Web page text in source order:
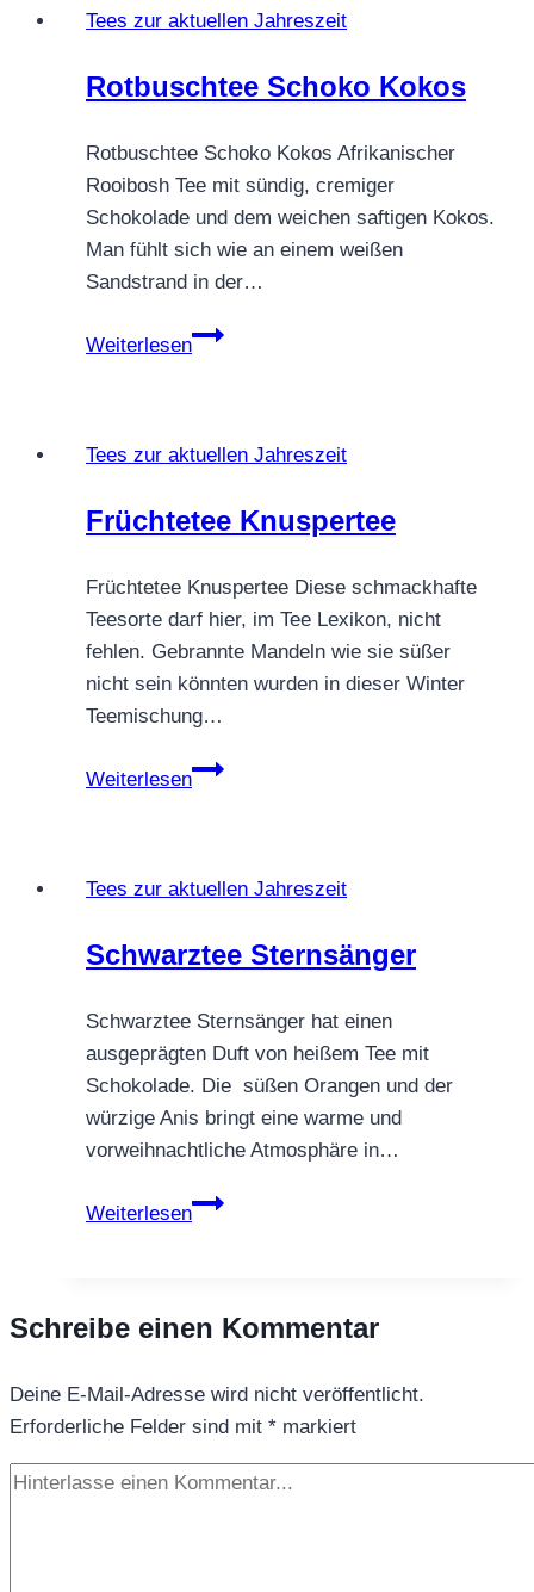
Tees zur aktuellen Jahreszeit
Rotbuschtee Schoko Kokos
Rotbuschtee Schoko Kokos Afrikanischer
Rooibosh Tee mit sündig, cremiger
Schokolade und dem weichen saftigen Kokos.
Man fühlt sich wie an einem weißen
Sandstrand in der…
Weiterlesen
Rotbuschtee
Tees zur aktuellen Jahreszeit
Früchtetee Knuspertee
Früchtetee Knuspertee Diese schmackhafte
Teesorte darf hier, im Tee Lexikon, nicht
fehlen. Gebrannte Mandeln wie sie süßer
nicht sein könnten wurden in dieser Winter
Teemischung…
Weiterlesen
Früchtetee
Tees zur aktuellen Jahreszeit
Schwarztee Sternsänger
Schwarztee Sternsänger hat einen
ausgeprägten Duft von heißem Tee mit
Schokolade. Die süßen Orangen und der
würzige Anis bringt eine warme und
vorweihnachtliche Atmosphäre in…
Weiterlesen
Schwarztee
Schreibe einen Kommentar
Deine E-Mail-Adresse wird nicht veröffentlicht.
Erforderliche Felder sind mit * markiert